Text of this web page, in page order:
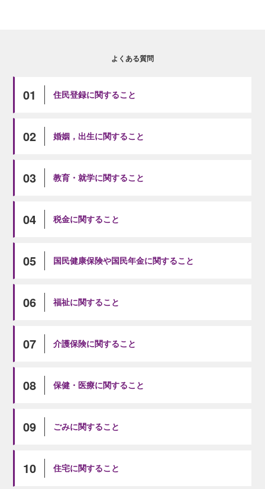
よくある質問
01 住民登録に関すること
02 婚姻，出生に関すること
03 教育・就学に関すること
04 税金に関すること
05 国民健康保険や国民年金に関すること
06 福祉に関すること
07 介護保険に関すること
08 保健・医療に関すること
09 ごみに関すること
10 住宅に関すること